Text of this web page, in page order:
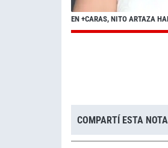
EN +CARAS, NITO ARTAZA
COMPARTÍ ESTA NOTA